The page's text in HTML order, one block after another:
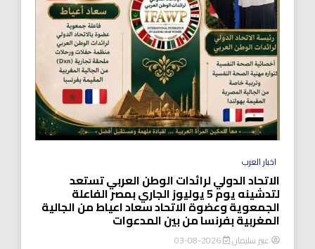
اخبار العرب
الاتحاد الدولي لرائدات الوطن العربي تستعد
لتدشينه يوم 5 يوليوز الجاري بمصر الفاعلة
الجمعوية وعضوة الاتحاد سعاد اعياط من الجالية
المغربية بفرنسا من بين المدعوات
عبير سليمان 2026-08-03